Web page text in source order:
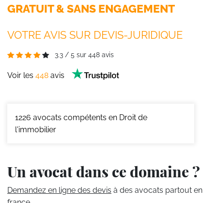
GRATUIT & SANS ENGAGEMENT
VOTRE AVIS SUR DEVIS-JURIDIQUE
3.3 / 5 sur 448 avis
Voir les 448 avis
1226 avocats compétents en Droit de
l'immobilier
Un avocat dans ce domaine ?
Demandez en ligne des devis à des avocats partout en